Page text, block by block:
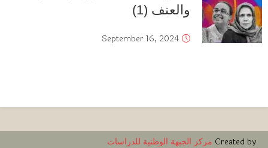
والعنف (1)
September 16, 2024
Created by مركز الجبهة الوطنية للدراسات